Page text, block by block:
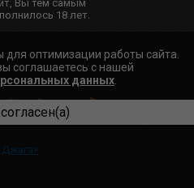
Вы тем самым
18 лет.
оптимизации работы сайта.
соглашаетесь с нашей
данных